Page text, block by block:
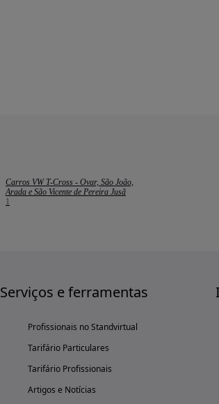
Carros VW T-Cross - Ovar, São João,
Arada e São Vicente de Pereira Jusã
1
Serviços e ferramentas
Profissionais no Standvirtual
Tarifário Particulares
Tarifário Profissionais
Artigos e Notícias